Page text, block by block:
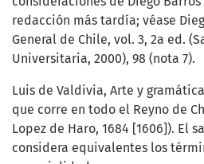
redacción más tardía; véase
General de Chile, vol. 3, 2a ed.
Universitaria, 2000), 98 (nota 7).
Luis de Valdivia, Arte y
que corre en todo el Reyno de
Lopez de Haro, 1684 [1606]). El
considera equivalentes los